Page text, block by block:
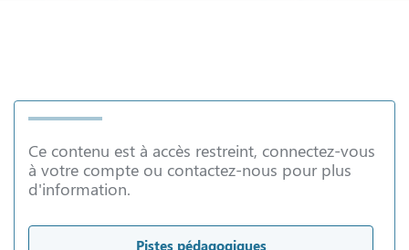
Ce contenu est à accès restreint, connectez-vous
à votre compte ou contactez-nous pour plus
d'information.
Pistes pédagogiques